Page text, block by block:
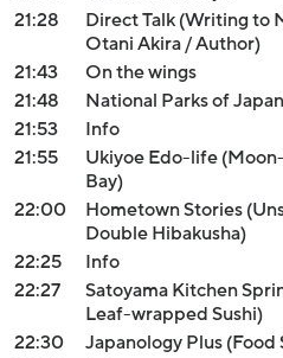
21:28
Direct Talk (Writing to
Otani Akira / Author)
21:43
On the wings
21:48
National Parks of
21:53
Info
21:55
Ukiyoe Edo-life
Bay)
22:00
Hometown Stories
Double Hibakusha)
22:25
Info
22:27
Satoyama Kitchen
Leaf-wrapped Sushi)
22:30
Japanology Plus (Food